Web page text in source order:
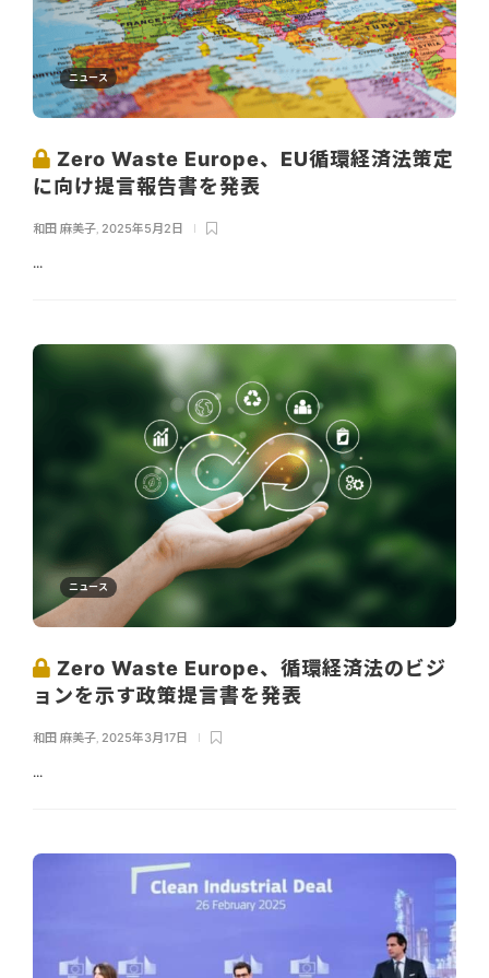
ニュース
Zero Waste Europe、EU循環経済法策定
に向け提言報告書を発表
和田 麻美子 2025年5月2日
...
ニュース
Zero Waste Europe、循環経済法のビジ
ョンを示す政策提言書を発表
和田 麻美子 2025年3月17日
...